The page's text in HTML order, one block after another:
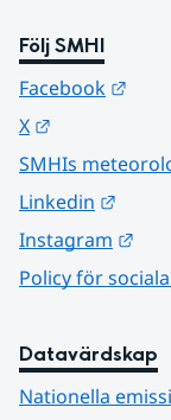
Följ SMHI
Facebook
X
SMHIs
Linkedin
Instagram
Policy för
Datavärdskap
Nationella